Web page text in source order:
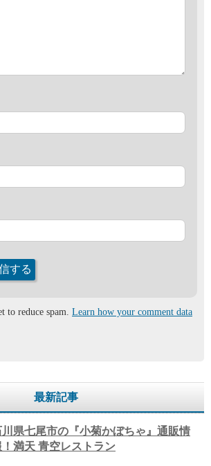
to reduce spam. Learn how your comment data
最新記事
川県七尾市の『小菊かぼちゃ』通販情
！満天 青空レストラン